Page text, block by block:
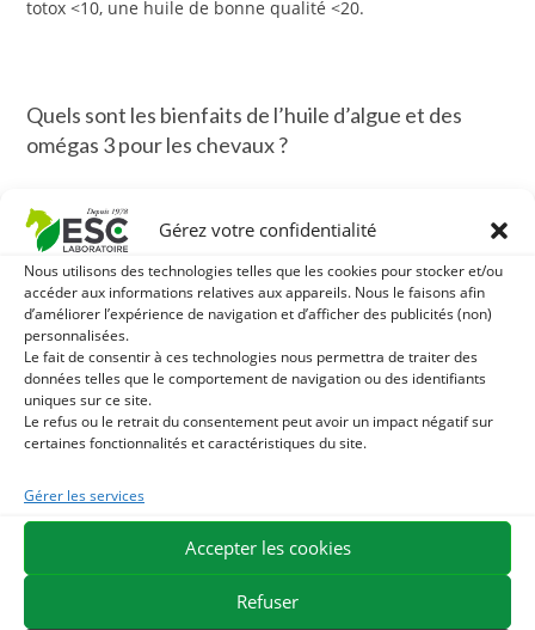
Gérez votre confidentialité
Nous utilisons des technologies telles que les cookies pour stocker et/ou
accéder aux informations relatives aux appareils. Nous le faisons afin
d’améliorer l’expérience de navigation et d’afficher des publicités (non)
personnalisées.
Le fait de consentir à ces technologies nous permettra de traiter des
données telles que le comportement de navigation ou des identifiants
uniques sur ce site.
Le refus ou le retrait du consentement peut avoir un impact négatif sur
certaines fonctionnalités et caractéristiques du site.
Gérer les services
Accepter les cookies
Refuser
totox <10, une huile de bonne qualité <20.
Quels sont les bienfaits de l’huile d’algue et des
omégas 3 pour les chevaux ?
fonctionnement de nombreux systèmes : nerveux,
immunitaire, circulatoire, locomoteur, respiratoire,
cutané et reproducteur. Ils contribuent également à
l’équilibre des réponses de l’organisme impliquées
dans les processus inflammatoires.
Les omégas 3 participent à la souplesse des
articulations du cheval
Les omégas 3 apporte de la souplesse et soutient le confort
des chevaux, en particulier ceux qui sont âgés ou très
L’Huile d’algues est utile en cas d’inconfort